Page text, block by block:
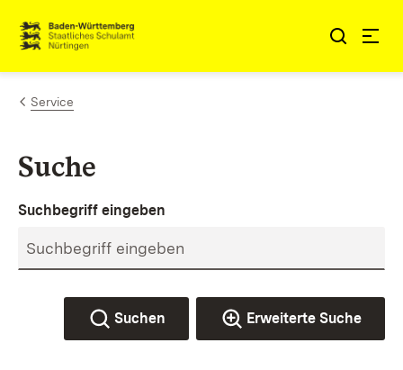
Zum Inhalt springen
Link zur Startseite
Service
Suche
Suchbegriff eingeben
Suchen Erweiterte Suche